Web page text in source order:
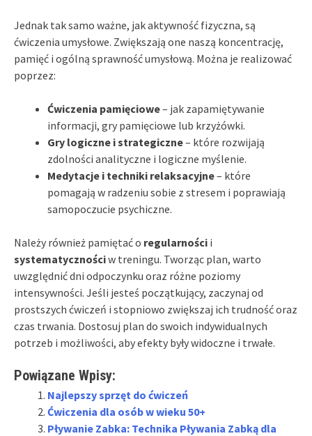
Jednak tak samo ważne, jak aktywność fizyczna, są
ćwiczenia umysłowe. Zwiększają one naszą koncentrację,
pamięć i ogólną sprawność umysłową. Można je realizować
poprzez:
Ćwiczenia pamięciowe– jak zapamiętywanie
informacji, gry pamięciowe lub krzyżówki.
Gry logiczne i strategiczne– które rozwijają
zdolności analityczne i logiczne myślenie.
Medytacje i techniki relaksacyjne– które
pomagają w radzeniu sobie z stresem i poprawiają
samopoczucie psychiczne.
Należy również pamiętać o regularności i
systematycznościw treningu. Tworząc plan, warto
uwzględnić dni odpoczynku oraz różne poziomy
intensywności. Jeśli jesteś początkujący, zaczynaj od
prostszych ćwiczeń i stopniowo zwiększaj ich trudność oraz
czas trwania. Dostosuj plan do swoich indywidualnych
potrzeb i możliwości, aby efekty były widoczne i trwałe.
Powiązane Wpisy:
Najlepszy sprzęt do ćwiczeń
Ćwiczenia dla osób w wieku 50+
Pływanie Zabka: Technika Pływania Zabką dla